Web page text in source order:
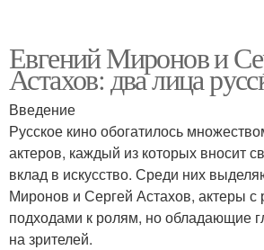
Евгений Миронов и
Астахов: два лица
Введение
Русское кино обогатилось
актеров, каждый из которых вносит
вклад в искусство. Среди них
Миронов и Сергей Астахов, актеры
подходами к ролям, но обладающие
на зрителей.